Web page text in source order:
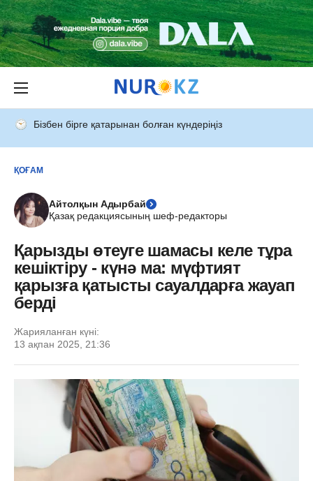
Бізбен бірге қатарынан болған күндеріңіз
ҚОҒАМ
Айтолқын Адырбай
Қазақ редакциясының шеф-редакторы
Қарызды өтеуге шамасы келе тұра
кешіктіру - күнә ма: мүфтият
қарызға қатысты сауалдарға жауап
берді
Жарияланған күні:
13 ақпан 2025, 21:36